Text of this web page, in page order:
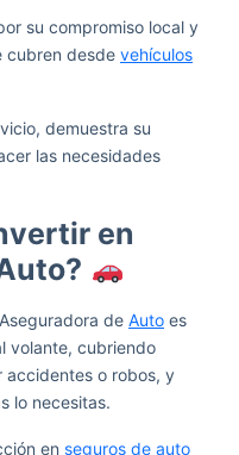
su compromiso local y
cubren desde vehículos
demuestra su
las necesidades
en
de Auto es
volante, cubriendo
accidentes o robos, y
lo necesitas.
en seguros de auto